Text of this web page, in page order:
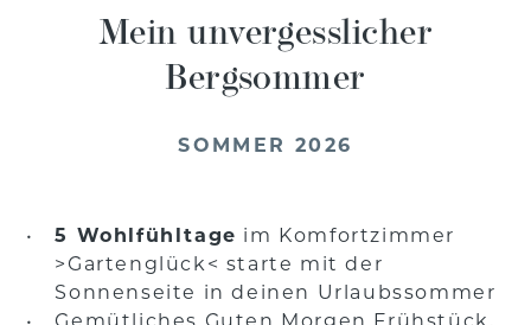
Mein unvergesslicher
Bergsommer
SOMMER 2026
5 Wohlfühltage im Komfortzimmer
>Gartenglück< starte mit der
Sonnenseite in deinen Urlaubssommer
Gemütliches Guten Morgen Frühstück,